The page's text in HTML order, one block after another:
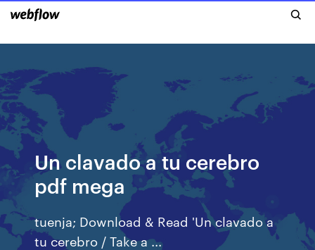
Un clavado a tu cerebro
pdf mega
tuenja; Download & Read 'Un clavado a
tu cerebro / Take a ...